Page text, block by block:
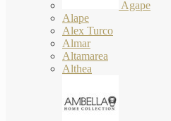
Agape
Alape
Alex Turco
Almar
Altamarea
Althea